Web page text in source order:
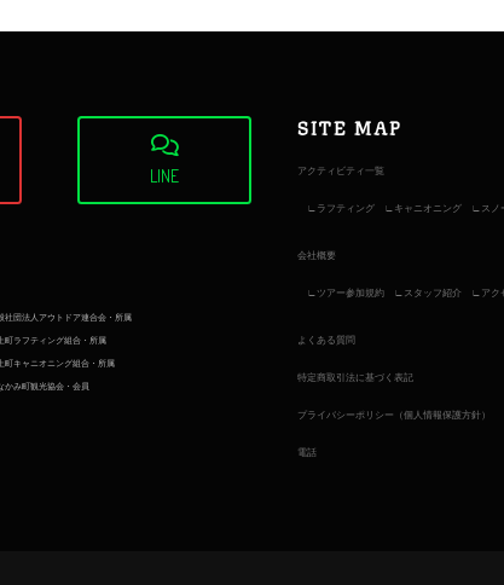
LINE
社団法人アウトドア連合会・所属
町ラフティング組合・所属
町キャニオニング組合・所属
かみ町観光協会・会員
SITE MAP
アクティビティ一覧
ラフティング キャニオニング スノ
会社概要
ツアー参加規約 スタッフ紹介 アク
よくある質問
特定商取引法に基づく表記
プライバシーポリシー（個人情報保護方針）
電話